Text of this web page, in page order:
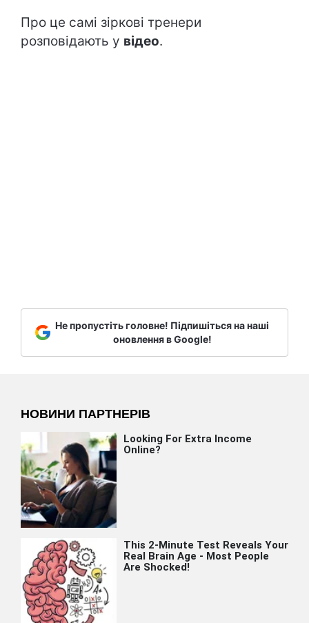
Про це самі зіркові тренери
розповідають у відео.
Не пропустіть головне! Підпишіться на наші
оновлення в Google!